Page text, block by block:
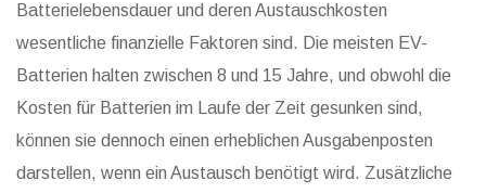
Batterielebensdauer und deren Austauschkosten
wesentliche finanzielle Faktoren sind. Die meisten EV-
Batterien halten zwischen 8 und 15 Jahre, und obwohl die
Kosten für Batterien im Laufe der Zeit gesunken sind,
können sie dennoch einen erheblichen Ausgabenposten
darstellen, wenn ein Austausch benötigt wird. Zusätzliche